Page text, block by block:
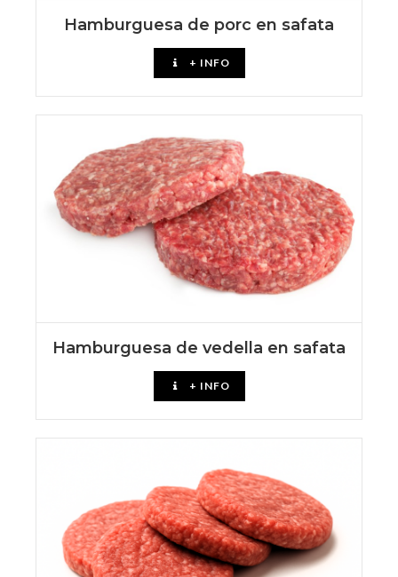
Hamburguesa de porc en safata
+ INFO
Hamburguesa de vedella en safata
+ INFO